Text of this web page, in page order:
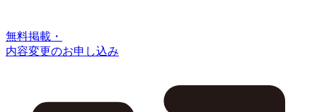
無料掲載・
内容変更のお申し込み